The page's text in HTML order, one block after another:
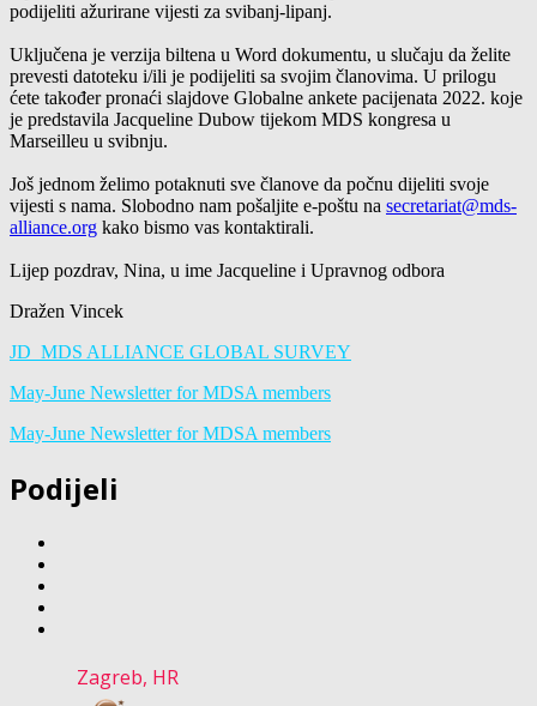
podijeliti ažurirane vijesti za svibanj-lipanj.
Uključena je verzija biltena u Word dokumentu, u slučaju da želite
prevesti datoteku i/ili je podijeliti sa svojim članovima. U prilogu
ćete također pronaći slajdove Globalne ankete pacijenata 2022. koje
je predstavila Jacqueline Dubow tijekom MDS kongresa u
Marseilleu u svibnju.
Još jednom želimo potaknuti sve članove da počnu dijeliti svoje
vijesti s nama. Slobodno nam pošaljite e-poštu na secretariat@mds-
alliance.org kako bismo vas kontaktirali.
Lijep pozdrav, Nina, u ime Jacqueline i Upravnog odbora
Dražen Vincek
JD_MDS ALLIANCE GLOBAL SURVEY
May-June Newsletter for MDSA members
May-June Newsletter for MDSA members
Podijeli
Zagreb, HR